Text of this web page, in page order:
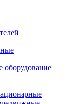
оборудование